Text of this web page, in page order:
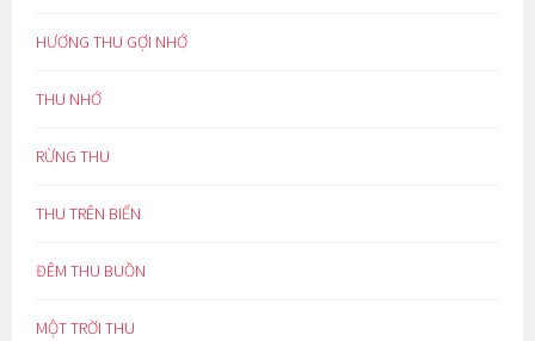
HƯƠNG THU GỢI NHỚ
THU NHỚ
RỪNG THU
THU TRÊN BIỂN
ĐÊM THU BUỒN
MỘT TRỜI THU